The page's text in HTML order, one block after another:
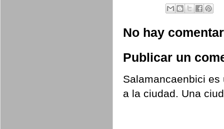
No hay
Publicar un
Salamancaenbici
a la ciudad. Una